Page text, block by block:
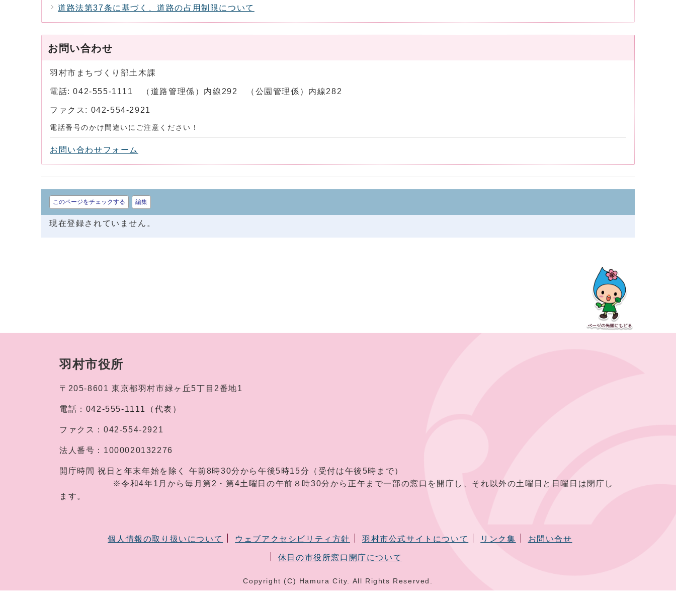
道路法第37条に基づく、道路の占用制限について
お問い合わせ
羽村市まちづくり部土木課
電話: 042-555-1111 （道路管理係）内線292 （公園管理係）内線282
ファクス: 042-554-2921
電話番号のかけ間違いにご注意ください！
お問い合わせフォーム
このページをチェックする 編集
現在登録されていません。
羽村市役所
〒205-8601 東京都羽村市緑ヶ丘5丁目2番地1
電話： 042-555-1111（代表）
ファクス： 042-554-2921
法人番号： 1000020132276
開庁時間 祝日と年末年始を除く 午前8時30分から午後5時15分（受付は午後5時まで）
※令和4年1月から毎月第2・第4土曜日の午前８時30分から正午まで一部の窓口を開庁し、それ以外の土曜日と日曜日は閉庁し
ます。
個人情報の取り扱いについて ウェブアクセシビリティ方針 羽村市公式サイトについて リンク集 お問い合せ
休日の市役所窓口開庁について
Copyright (C) Hamura City. All Rights Reserved.